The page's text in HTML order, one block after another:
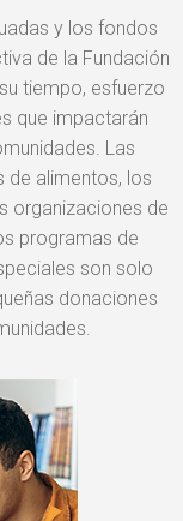
y los fondos
de la Fundación
tiempo, esfuerzo
que impactarán
Las
de alimentos, los
organizaciones de
programas de
son solo
donaciones